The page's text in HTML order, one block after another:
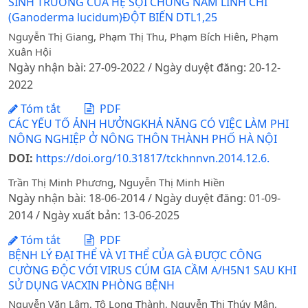
(Ganoderma lucidum)ĐỘT BIẾN DTL1,25
Nguyễn Thị Giang, Phạm Thị Thu, Phạm Bích Hiên, Phạm
Xuân Hội
Ngày nhận bài: 27-09-2022 / Ngày duyệt đăng: 20-12-
2022
Tóm tắt
PDF
CÁC YẾU TỐ ẢNH HƯỞNGKHẢ NĂNG CÓ VIỆC LÀM PHI
NÔNG NGHIỆP Ở NÔNG THÔN THÀNH PHỐ HÀ NỘI
DOI: https://doi.org/10.31817/tckhnnvn.2014.12.6.
Trần Thị Minh Phương, Nguyễn Thị Minh Hiền
Ngày nhận bài: 18-06-2014 / Ngày duyệt đăng: 01-09-
2014 / Ngày xuất bản: 13-06-2025
Tóm tắt
PDF
BỆNH LÝ ĐẠI THỂ VÀ VI THỂ CỦA GÀ ĐƯỢC CÔNG
CƯỜNG ĐỘC VỚI VIRUS CÚM GIA CẦM A/H5N1 SAU KHI
SỬ DỤNG VACXIN PHÒNG BỆNH
Nguyễn Văn Lâm, Tô Long Thành, Nguyễn Thị Thúy Mận,